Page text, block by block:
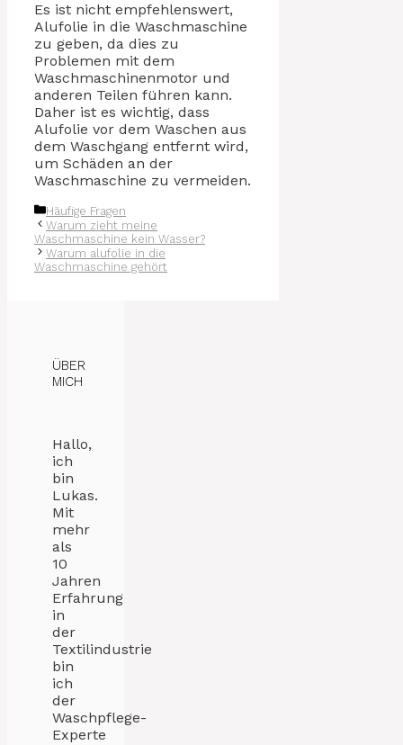
Es ist nicht empfehlenswert,
Alufolie in die Waschmaschine
zu geben, da dies zu
Problemen mit dem
Waschmaschinenmotor und
anderen Teilen führen kann.
Daher ist es wichtig, dass
Alufolie vor dem Waschen aus
dem Waschgang entfernt wird,
um Schäden an der
Waschmaschine zu vermeiden.
Kategorien
Häufige Fragen
Warum zieht meine
Waschmaschine kein Wasser?
Warum alufolie in die
Waschmaschine gehört
ÜBER
MICH
Hallo,
ich
bin
Lukas.
Mit
mehr
als
10
Jahren
Erfahrung
in
der
Textilindustrie
bin
ich
der
Waschpflege-
Experte